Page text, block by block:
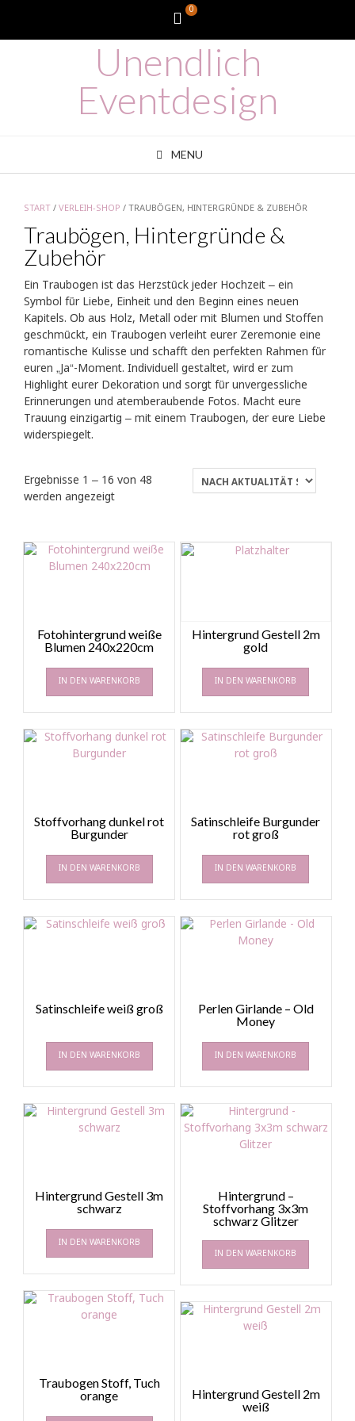
content
Unendlich
Eventdesign
MENU
START / VERLEIH-SHOP / TRAUBÖGEN, HINTERGRÜNDE & ZUBEHÖR
Traubögen, Hintergründe &
Zubehör
Ein Traubogen ist das Herzstück jeder Hochzeit – ein
Symbol für Liebe, Einheit und den Beginn eines neuen
Kapitels. Ob aus Holz, Metall oder mit Blumen und Stoffen
geschmückt, ein Traubogen verleiht eurer Zeremonie eine
romantische Kulisse und schafft den perfekten Rahmen für
euren „Ja“-Moment. Individuell gestaltet, wird er zum
Highlight eurer Dekoration und sorgt für unvergessliche
Erinnerungen und atemberaubende Fotos. Macht eure
Trauung einzigartig – mit einem Traubogen, der eure Liebe
widerspiegelt.
Ergebnisse 1 – 16 von 48
werden angezeigtNach
Fotohintergrund weiße
Blumen 240x220cm
IN DEN WARENKORB
Hintergrund Gestell 2m
gold
IN DEN WARENKORB
Stoffvorhang dunkel rot
Burgunder
IN DEN WARENKORB
Satinschleife Burgunder
rot groß
IN DEN WARENKORB
Satinschleife weiß groß
IN DEN WARENKORB
Perlen Girlande – Old
Money
IN DEN WARENKORB
Hintergrund Gestell 3m
schwarz
IN DEN WARENKORB
Hintergrund –
Stoffvorhang 3x3m
schwarz Glitzer
IN DEN WARENKORB
Traubogen Stoff, Tuch
orange
Hintergrund Gestell 2m
weiß
0
WooCommerce
Cart